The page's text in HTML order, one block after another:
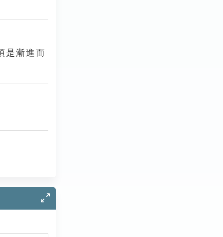
是漸進而